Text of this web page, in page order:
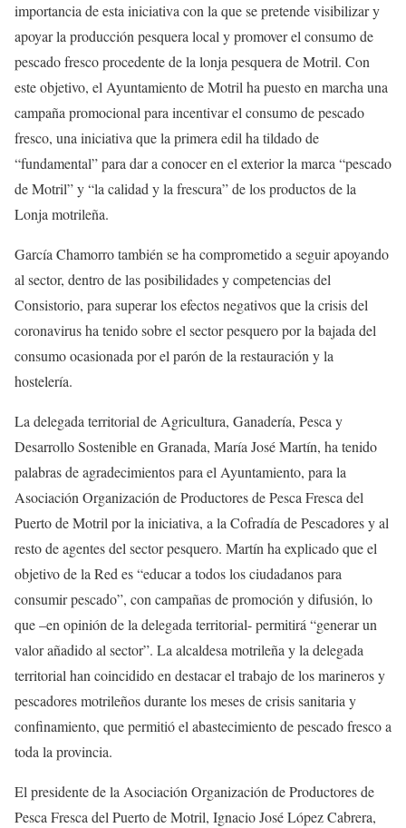
importancia de esta iniciativa con la que se pretende visibilizar y
apoyar la producción pesquera local y promover el consumo de
pescado fresco procedente de la lonja pesquera de Motril. Con
este objetivo, el Ayuntamiento de Motril ha puesto en marcha una
campaña promocional para incentivar el consumo de pescado
fresco, una iniciativa que la primera edil ha tildado de
“fundamental” para dar a conocer en el exterior la marca “pescado
de Motril” y “la calidad y la frescura” de los productos de la
Lonja motrileña.
García Chamorro también se ha comprometido a seguir apoyando
al sector, dentro de las posibilidades y competencias del
Consistorio, para superar los efectos negativos que la crisis del
coronavirus ha tenido sobre el sector pesquero por la bajada del
consumo ocasionada por el parón de la restauración y la
hostelería.
La delegada territorial de Agricultura, Ganadería, Pesca y
Desarrollo Sostenible en Granada, María José Martín, ha tenido
palabras de agradecimientos para el Ayuntamiento, para la
Asociación Organización de Productores de Pesca Fresca del
Puerto de Motril por la iniciativa, a la Cofradía de Pescadores y al
resto de agentes del sector pesquero. Martín ha explicado que el
objetivo de la Red es “educar a todos los ciudadanos para
consumir pescado”, con campañas de promoción y difusión, lo
que –en opinión de la delegada territorial- permitirá “generar un
valor añadido al sector”. La alcaldesa motrileña y la delegada
territorial han coincidido en destacar el trabajo de los marineros y
pescadores motrileños durante los meses de crisis sanitaria y
confinamiento, que permitió el abastecimiento de pescado fresco a
toda la provincia.
El presidente de la Asociación Organización de Productores de
Pesca Fresca del Puerto de Motril, Ignacio José López Cabrera,